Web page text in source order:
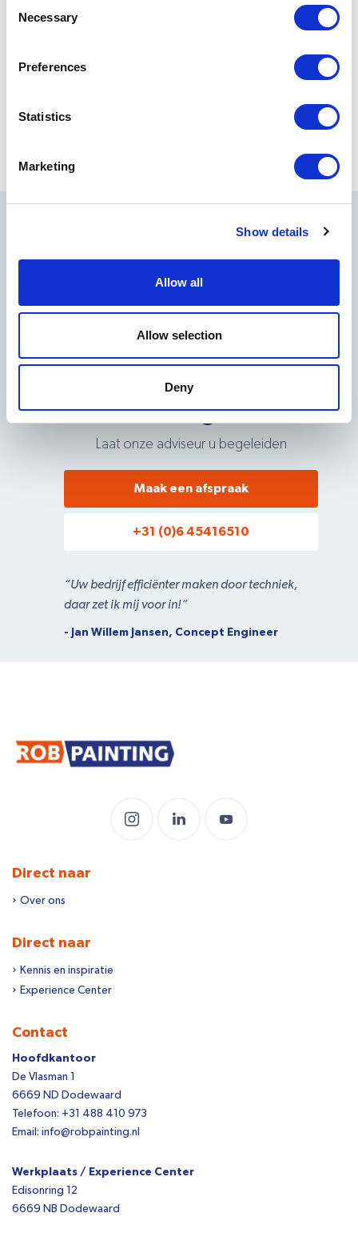
Selection
Necessary
Preferences
Statistics
Marketing
Show details
Allow all
Allow selection
Deny
contact met ons op voor de mogelijkheden.
Advies of maatwerk
nodig?
Laat onze adviseur u begeleiden
Maak een afspraak
+31 (0)6 45416510
“Uw bedrijf efficiënter maken door techniek,
daar zet ik mij voor in!”
- Jan Willem Jansen, Concept Engineer
Direct naar
Over ons
Direct naar
Kennis en inspiratie
Experience Center
Contact
Hoofdkantoor
De Vlasman 1
6669 ND Dodewaard
Telefoon: +31 488 410 973
Email: info@robpainting.nl
Werkplaats / Experience Center
Edisonring 12
6669 NB Dodewaard